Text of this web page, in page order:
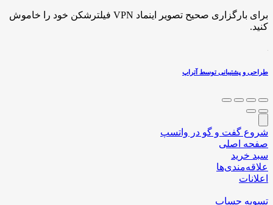
برای بارگزاری صحیح تصویر اینماد VPN فیلترشکن خود را خاموش
کنید.
طراحی و پشتیبانی توسط آتراپ
شروع گفت و گو در واتسپ
صفحه اصلی
سبد خرید
علاقه‌مندی‌ها
اعلانات
تسویه حساب